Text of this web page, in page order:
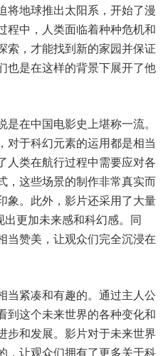
将地球推出太阳系，开始了漫
程中，人类面临着种种危机和
索，才能找到新的家园并保证
也是在这样的背景下展开了他
在中国电影史上堪称一流。
对于科幻元素的运用都是相当
人类在航行过程中需要应对各
，这些场景的制作非常真实而
象。此外，影片还采用了大量
更加未来感和科幻感。同
当赞美，让观众们完全沉浸在
当紧凑和有趣的。通过主人公
到这个未来世界的各种变化和
步和发展。影片对于未来世界
，让观众们拥有了更多关于科